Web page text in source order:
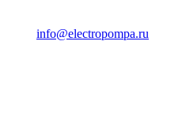
info@electropompa.ru